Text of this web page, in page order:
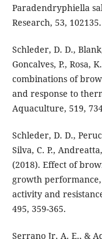
Paradendryphiella
Research, 53, 102135.
Schleder, D. D.,
Goncalves, P., Rosa,
combinations of
and response to
Aquaculture, 519,
Schleder, D. D.,
Silva, C. P.,
(2018). Effect of
growth
activity and
495, 359-365.
Serrano Jr, A. E., &